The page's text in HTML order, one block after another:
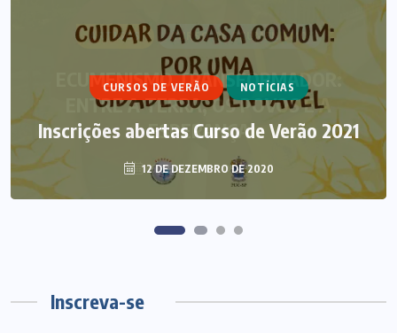
CURSOS DE VERÃO NOTÍCIAS
Inscrições abertas Curso de Verão 2021
12 DE DEZEMBRO DE 2020
ARTIGOS CURSO DE ECUMENISMO
ECUMENISMO TRANSFORMADOR:
ENTRE A TERRA, OS POVOS E A
ESPERANÇA
6 DE AGOSTO DE 2026
Inscreva-se